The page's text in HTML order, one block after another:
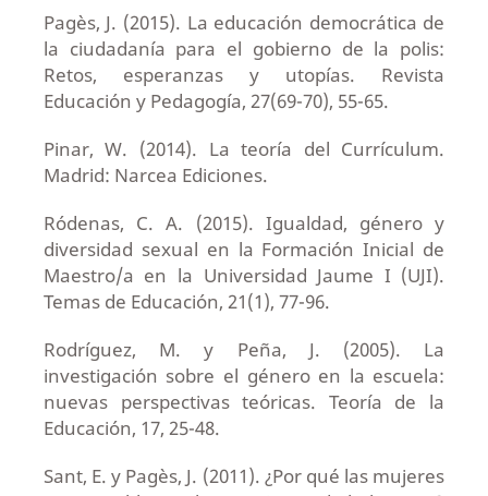
Pagès, J. (2015). La educación democrática de
la ciudadanía para el gobierno de la polis:
Retos, esperanzas y utopías. Revista
Educación y Pedagogía, 27(69-70), 55-65.
Pinar, W. (2014). La teoría del Currículum.
Madrid: Narcea Ediciones.
Ródenas, C. A. (2015). Igualdad, género y
diversidad sexual en la Formación Inicial de
Maestro/a en la Universidad Jaume I (UJI).
Temas de Educación, 21(1), 77-96.
Rodríguez, M. y Peña, J. (2005). La
investigación sobre el género en la escuela:
nuevas perspectivas teóricas. Teoría de la
Educación, 17, 25-48.
Sant, E. y Pagès, J. (2011). ¿Por qué las mujeres